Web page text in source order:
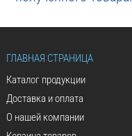
ГЛАВНАЯ СТРАНИЦА
Каталог продукции
Доставка и оплата
О нашей компании